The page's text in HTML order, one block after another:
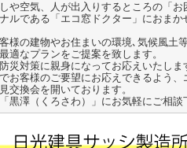
や空気、人が出入りするところの「お
ルである「エコ窓ドクター」におまか
様の建物やお住まいの環境､気候風土
適なプランをご提案を致します。
災対策に親身になってお応えいたしま
お客様のご要望にお応えできるよう、
交換会を開いております。
黒澤（くろさわ）」にお気軽にご相談